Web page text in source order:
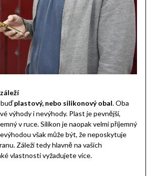
buďplastový, nebo silikonový obal. Oba
výhody i nevýhody. Plast je pevnější,
v ruce. Silikon je naopak velmi příjemný
však může být, že neposkytuje
Záleží tedy hlavně na vašich
vlastnosti vyžadujete více.